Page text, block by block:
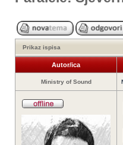
Prikaz ispisa
Autor/ica
Ministry of Sound